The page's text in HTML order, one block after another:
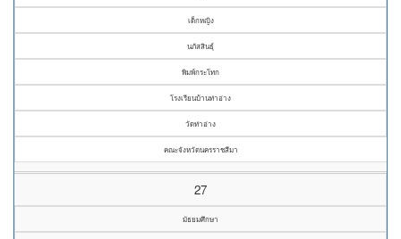
เด็กหญิง
นภัสสินธุ์
พิมพ์กระโทก
โรงเรียนบ้านท่าอ่าง
วัดท่าอ่าง
คณะจังหวัดนครราชสีมา
27
มัธยมศึกษา